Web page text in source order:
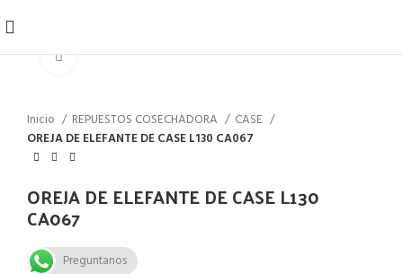
Inicio REPUESTOS COSECHADORA
CASE
OREJA DE ELEFANTE DE CASE L130 CA067
OREJA DE ELEFANTE DE CASE L130
CA067
Preguntanos